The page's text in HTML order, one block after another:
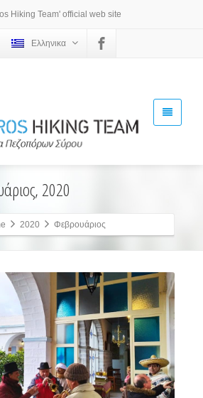
Hiking Team' official web site
Ελληνικα
2020
2020 Φεβρουάριος